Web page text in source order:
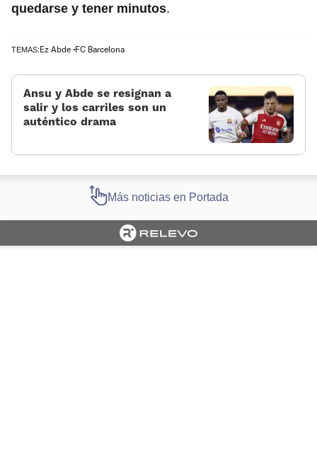
quedarse y tener minutos.
TEMAS: Ez Abde FC Barcelona
Ansu y Abde se resignan a
salir y los carriles son un
auténtico drama
Más noticias en Portada